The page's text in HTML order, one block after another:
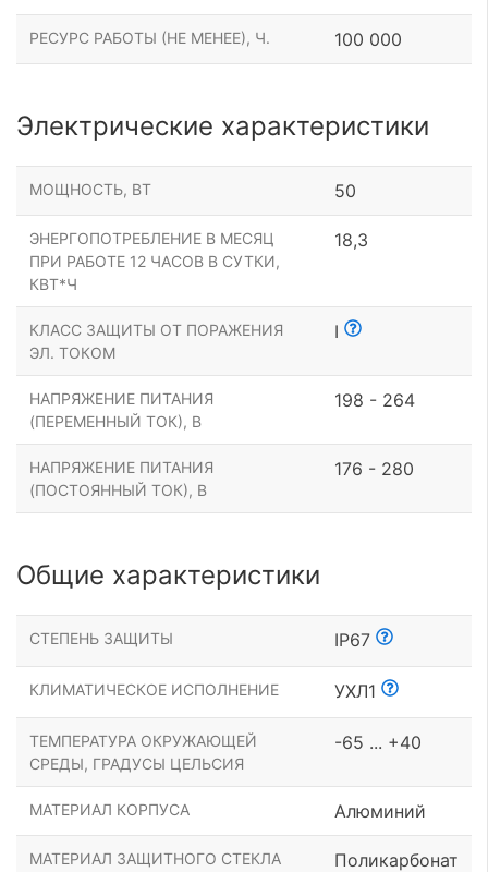
РЕСУРС РАБОТЫ (НЕ МЕНЕЕ), Ч. 100 000
Электрические характеристики
МОЩНОСТЬ, ВТ 50
ЭНЕРГОПОТРЕБЛЕНИЕ В МЕСЯЦ
ПРИ РАБОТЕ 12 ЧАСОВ В СУТКИ,
КВТ*Ч
18,3
КЛАСС ЗАЩИТЫ ОТ ПОРАЖЕНИЯ
ЭЛ. ТОКОМ
I
НАПРЯЖЕНИЕ ПИТАНИЯ
(ПЕРЕМЕННЫЙ ТОК), В
198 - 264
НАПРЯЖЕНИЕ ПИТАНИЯ
(ПОСТОЯННЫЙ ТОК), В
176 - 280
Общие характеристики
СТЕПЕНЬ ЗАЩИТЫ IP67
КЛИМАТИЧЕСКОЕ ИСПОЛНЕНИЕ УХЛ1
ТЕМПЕРАТУРА ОКРУЖАЮЩЕЙ
СРЕДЫ, ГРАДУСЫ ЦЕЛЬСИЯ
-65 ... +40
МАТЕРИАЛ КОРПУСА Алюминий
МАТЕРИАЛ ЗАЩИТНОГО СТЕКЛА Поликарбонат